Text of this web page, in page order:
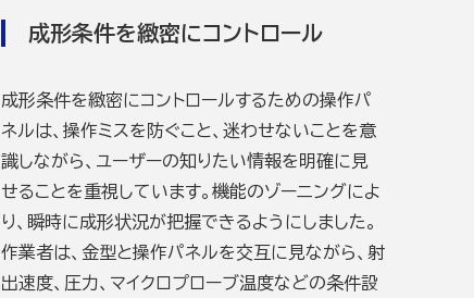
成形条件を緻密にコントロール
成形条件を緻密にコントロールするための操作パ
ネルは、操作ミスを防ぐこと、迷わせないことを意
識しながら、ユーザーの知りたい情報を明確に見
せることを重視しています。機能のゾーニングによ
り、瞬時に成形状況が把握できるようにしました。
作業者は、金型と操作パネルを交互に見ながら、射
出速度、圧力、マイクロプローブ温度などの条件設